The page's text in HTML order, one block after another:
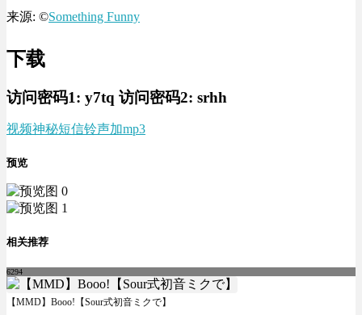
来源: ©Something Funny
下载
访问密码1: y7tq 访问密码2: srhh
视频神秘短信铃声加mp3
预览
相关推荐
6294
【MMD】Booo!【Sour式初音ミクで】